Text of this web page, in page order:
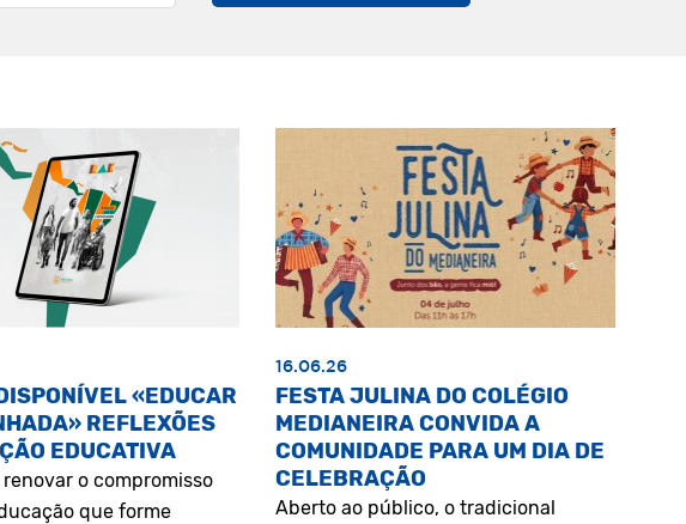
«EDUCAR
REFLEXÕES
EDUCATIVA
o compromisso
que forme
16.06.26
FESTA JULINA DO COLÉGIO
MEDIANEIRA CONVIDA A
COMUNIDADE PARA UM DIA DE
CELEBRAÇÃO
Aberto ao público, o tradicional